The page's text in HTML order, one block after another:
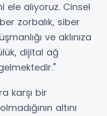
alıyoruz. Cinsel
zorbalık, siber
ve aklınıza
dijital ağ
karşı bir
altını